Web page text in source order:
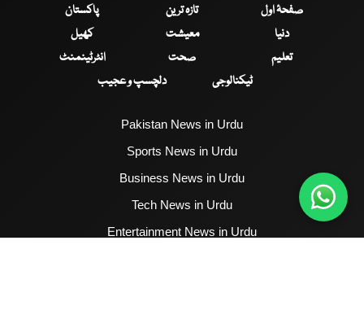
صفحۂ اول تازہ ترین
پاکستان
دنیا
معیشت
کھیل
تعلیم
صحت
انٹرٹینمنٹ
ٹیکنالوجی
دلچسپ و عجیب
Pakistan News in Urdu
Sports News in Urdu
Business News in Urdu
Tech News in Urdu
Entertainment News in Urdu